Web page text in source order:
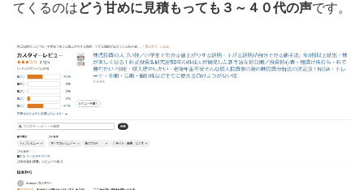
てくるのはどう甘めに見積もっても３～４０代の声です。